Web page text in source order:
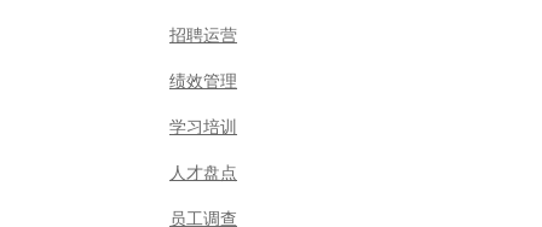
招聘运营
绩效管理
学习培训
人才盘点
员工调查